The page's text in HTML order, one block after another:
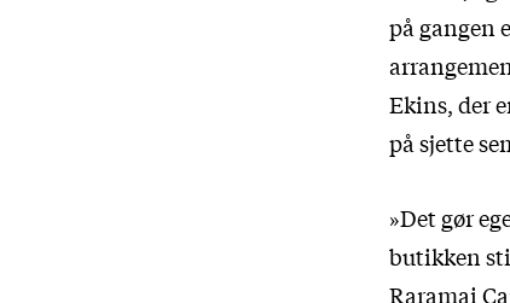
på gangen
Ekins, der
på sjette
»Det gør
butikken
Raramai